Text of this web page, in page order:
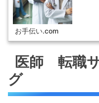
情報など
お手伝い.com
医師 転職
グ